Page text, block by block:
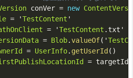
conVer = new
= 'TestContent '
= 'TestContent .txt'
= Blob.valueOf( '
= UserInfo. getUserId ( )
= targetId